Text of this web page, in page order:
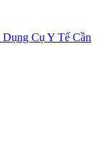
Dụng Cụ Y Tế Cần